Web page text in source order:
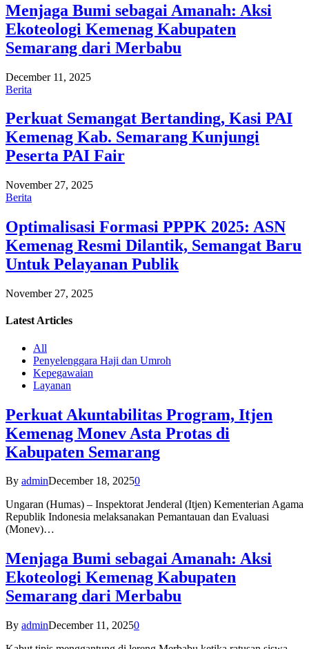
Menjaga Bumi sebagai Amanah: Aksi
Ekoteologi Kemenag Kabupaten
Semarang dari Merbabu
December 11, 2025
Berita
Perkuat Semangat Bertanding, Kasi PAI
Kemenag Kab. Semarang Kunjungi
Peserta PAI Fair
November 27, 2025
Berita
Optimalisasi Formasi PPPK 2025: ASN
Kemenag Resmi Dilantik, Semangat Baru
Untuk Pelayanan Publik
November 27, 2025
Latest Articles
All
Penyelenggara Haji dan Umroh
Kepegawaian
Layanan
Perkuat Akuntabilitas Program, Itjen
Kemenag Monev Asta Protas di
Kabupaten Semarang
By adminDecember 18, 20250
Ungaran (Humas) – Inspektorat Jenderal (Itjen) Kementerian Agama
Republik Indonesia melaksanakan Pemantauan dan Evaluasi
(Monev)…
Menjaga Bumi sebagai Amanah: Aksi
Ekoteologi Kemenag Kabupaten
Semarang dari Merbabu
By adminDecember 11, 20250